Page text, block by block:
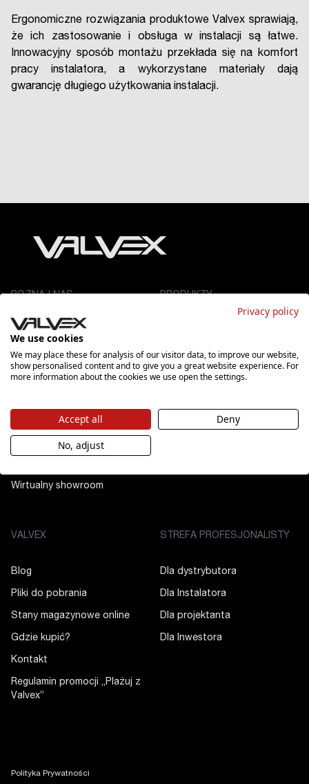
Ergonomiczne rozwiązania produktowe Valvex sprawiają,
że ich zastosowanie i obsługa w instalacji są łatwe.
Innowacyjny sposób montażu przekłada się na komfort
pracy instalatora, a wykorzystane materiały dają
gwarancję długiego użytkowania instalacji.
POZNAJ NAS
O nas
Filary marki
Dla akcjonariuszy
Wirtualny showroom
PRODUKTY
Kuchnia
Instalacje
VALVEX
Blog
Pliki do pobrania
Stany magazynowe online
Gdzie kupić?
Kontakt
Regulamin promocji „Plażuj z
Valvex”
STREFA PROFESJONALISTY
Dla dystrybutora
Dla Instalatora
Dla projektanta
Dla Inwestora
Polityka Prywatności
Privacy policy
We use cookies
We may place these for analysis of our visitor data, to improve our website,
show personalised content and to give you a great website experience. For
more information about the cookies we use open the settings.
Accept all
Deny
No, adjust